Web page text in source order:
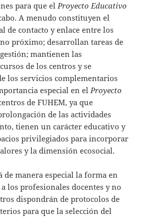
para que elProyecto Educativo
A menudo constituyen el
de contacto y enlace entre los
próximo; desarrollan tareas de
mantienen las
de los centros y se
los servicios complementarios
especial en elProyecto
de FUHEM, ya que
de las actividades
tienen un carácter educativo y
privilegiados para incorporar
y la dimensión ecosocial.
de manera especial la forma en
los profesionales docentes y no
dispondrán de protocolos de
para que la selección del